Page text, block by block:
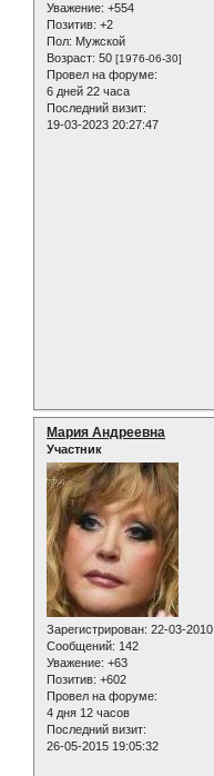
Уважение: +554
Позитив: +2
Пол: Мужской
Возраст: 50 [1976-06-30]
Провел на форуме:
6 дней 22 часа
Последний визит:
19-03-2023 20:27:47
Мария Андреевна
Участник
Зарегистрирован: 22-03-2010
Сообщений: 142
Уважение: +63
Позитив: +602
Провел на форуме:
4 дня 12 часов
Последний визит:
26-05-2015 19:05:32